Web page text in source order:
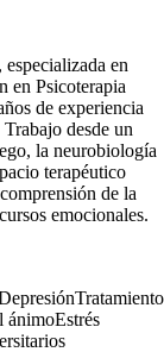
en
en Psicoterapia
de experiencia
desde un
la neurobiología
terapéutico
de la
emocionales.
ánimoEstrés